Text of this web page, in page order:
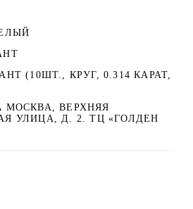
(10ШТ., КРУГ, 0.314 КАРАТ,
МОСКВА, ВЕРХНЯЯ
УЛИЦА, Д. 2. ТЦ «ГОЛДЕН